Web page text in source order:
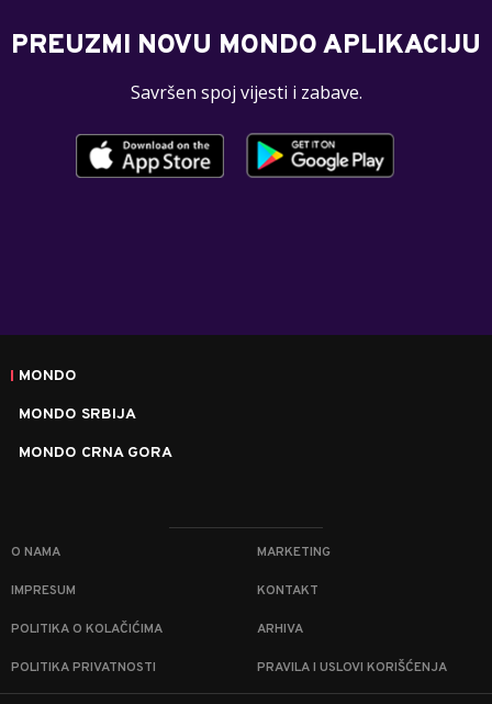
PREUZMI NOVU MONDO APLIKACIJU
Savršen spoj vijesti i zabave.
MONDO
MONDO SRBIJA
MONDO CRNA GORA
O NAMA MARKETING
IMPRESUM KONTAKT
POLITIKA O KOLAČIĆIMA ARHIVA
POLITIKA PRIVATNOSTI PRAVILA I USLOVI KORIŠĆENJA